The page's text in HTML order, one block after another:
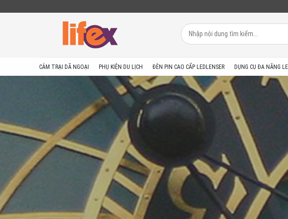
CẮM TRẠI DÃ NGOẠI PHỤ KIỆN DU LỊCH ĐÈN PIN CAO CẤP LEDLENSER DỤNG CỤ ĐA NĂNG